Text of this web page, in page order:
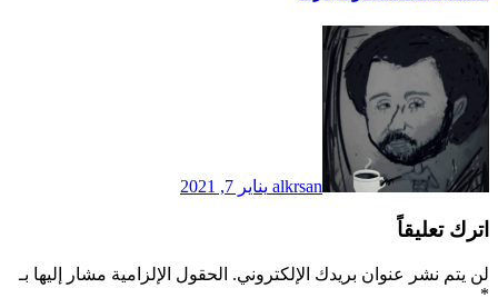
alkrsan يناير 7, 2021
اترك تعليقاً
لن يتم نشر عنوان بريدك الإلكتروني. الحقول الإلزامية مشار إليها بـ
*